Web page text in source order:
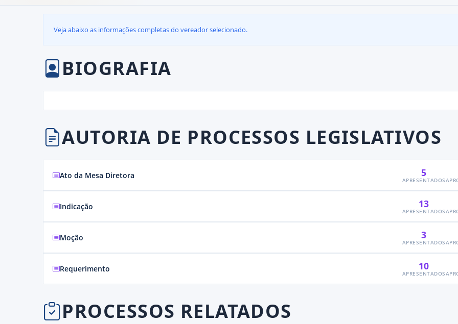
Veja abaixo as informações completas do vereador selecionado.
BIOGRAFIA
AUTORIA DE PROCESSOS LEGISLATIVOS
Ato da Mesa Diretora 5
APRESENTADOS
Indicação 13
APRESENTADOS
Moção 3
APRESENTADOS
Requerimento 10
APRESENTADOS
PROCESSOS RELATADOS